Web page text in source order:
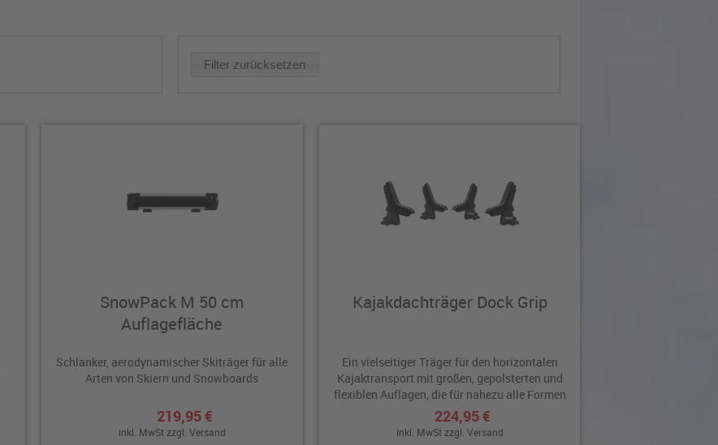
SnowPack M 50 cm
Auflagefläche
Schlanker, aerodynamischer Skiträger für alle
Arten von Skiern und Snowboards
219,95 €
inkl. MwSt zzgl. Versand
Kajakdachträger Dock Grip
Ein vielseitiger Träger für den horizontalen
Kajaktransport mit großen, gepolsterten und
flexiblen Auflagen, die für nahezu alle Formen
von Kajakrümpfen ebenso passen wie für SUP-
Boards.
224,95 €
inkl. MwSt zzgl. Versand